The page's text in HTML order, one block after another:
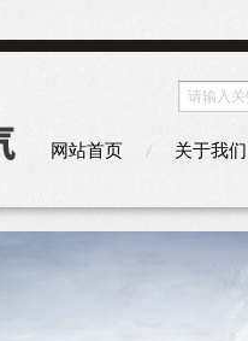
网站首页 关于我们